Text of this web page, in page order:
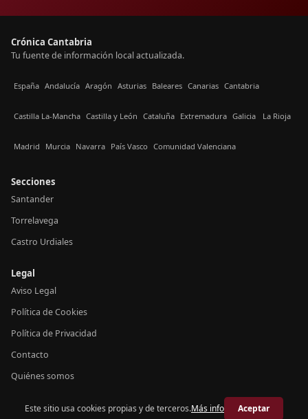
Crónica Cantabria
Tu fuente de información local actualizada.
España Andalucía Aragón Asturias Baleares Canarias Cantabria
Castilla La-Mancha Castilla y León Cataluña Extremadura Galicia La Rioja
Madrid Murcia Navarra País Vasco Comunidad Valenciana
Secciones
Santander
Torrelavega
Castro Urdiales
Legal
Aviso Legal
Política de Cookies
Política de Privacidad
Contacto
Quiénes somos
© 2026 Crónica Cantabria
Este sitio usa cookies propias y de terceros.Más info Aceptar